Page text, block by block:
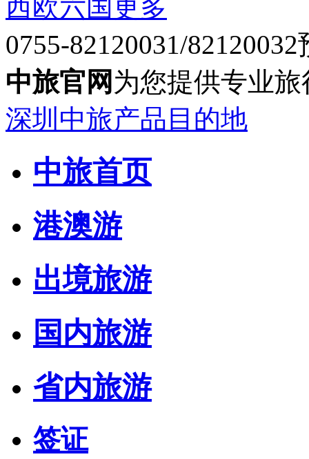
西欧六国更多
0755-82120031/82120032
中旅官网 为您提供专业
深圳中旅产品目的地
中旅首页
港澳游
出境旅游
国内旅游
省内旅游
签证